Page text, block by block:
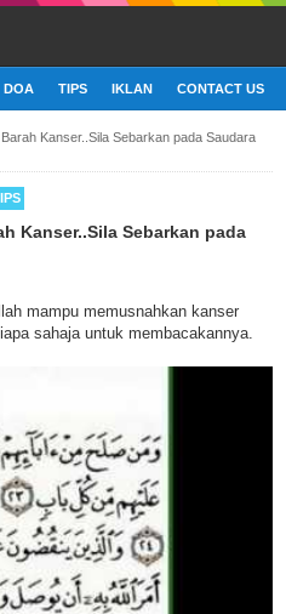
DOA TIPS IKLAN CONTACT US
Kanser..Sila Sebarkan pada Saudara
Kanser..Sila Sebarkan pada
mampu memusnahkan kanser
sahaja untuk membacakannya.